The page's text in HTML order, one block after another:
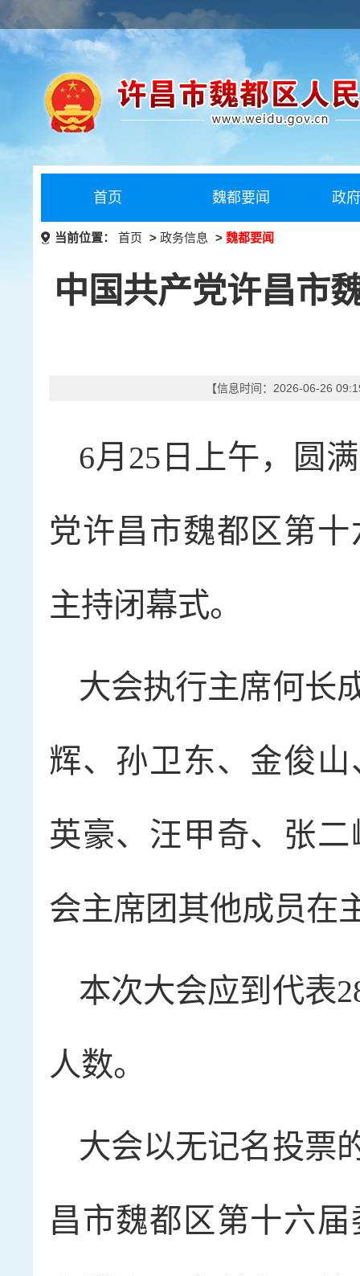
首页 魏都要闻 政
当前位置： 首页 > 政务信息 > 魏都要闻
中国共产党许昌市
【信息时间：2026-06-26
6月25日上午，圆
党许昌市魏都区第
主持闭幕式。
大会执行主席何长
辉、孙卫东、金俊
英豪、汪甲奇、张
会主席团其他成员在
本次大会应到代表
人数。
大会以无记名投票
昌市魏都区第十六